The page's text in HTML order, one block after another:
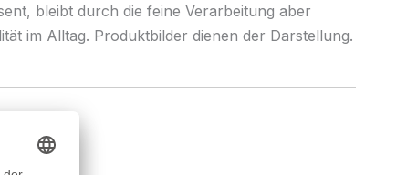
bleibt durch die feine Verarbeitung aber
im Alltag. Produktbilder dienen der Darstellung.